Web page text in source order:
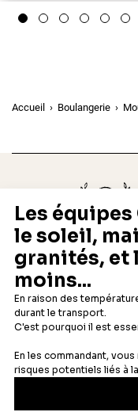
Accueil Boulangerie
Depuis 1932
Fabricant français
Newsletter
Recevez les recettes,